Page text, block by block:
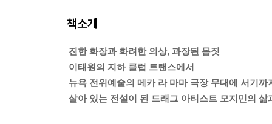
책소개
진한 화장과 화려한 의상, 과장된 몸짓
이태원의 지하 클럽 트랜스에서
뉴욕 전위예술의 메카 라 마마 극장 무대에 서기까
살아 있는 전설이 된 드래그 아티스트 모지민의 삶